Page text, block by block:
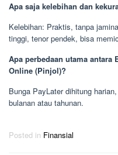
Apa saja kelebihan dan
Kelebihan: Praktis, tanpa
tinggi, tenor pendek, bisa
Apa perbedaan utama antara
Online (Pinjol)?
Bunga PayLater dihitung
bulanan atau tahunan.
Posted in Finansial